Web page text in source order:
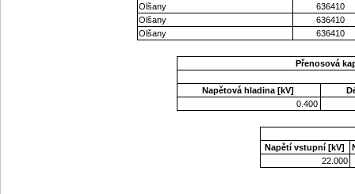
Olšany
636410
Olšany
636410
Olšany
636410
Přenosová
Napětová hladina [kV]
0.400
Napětí vstupní [kV]
22.000